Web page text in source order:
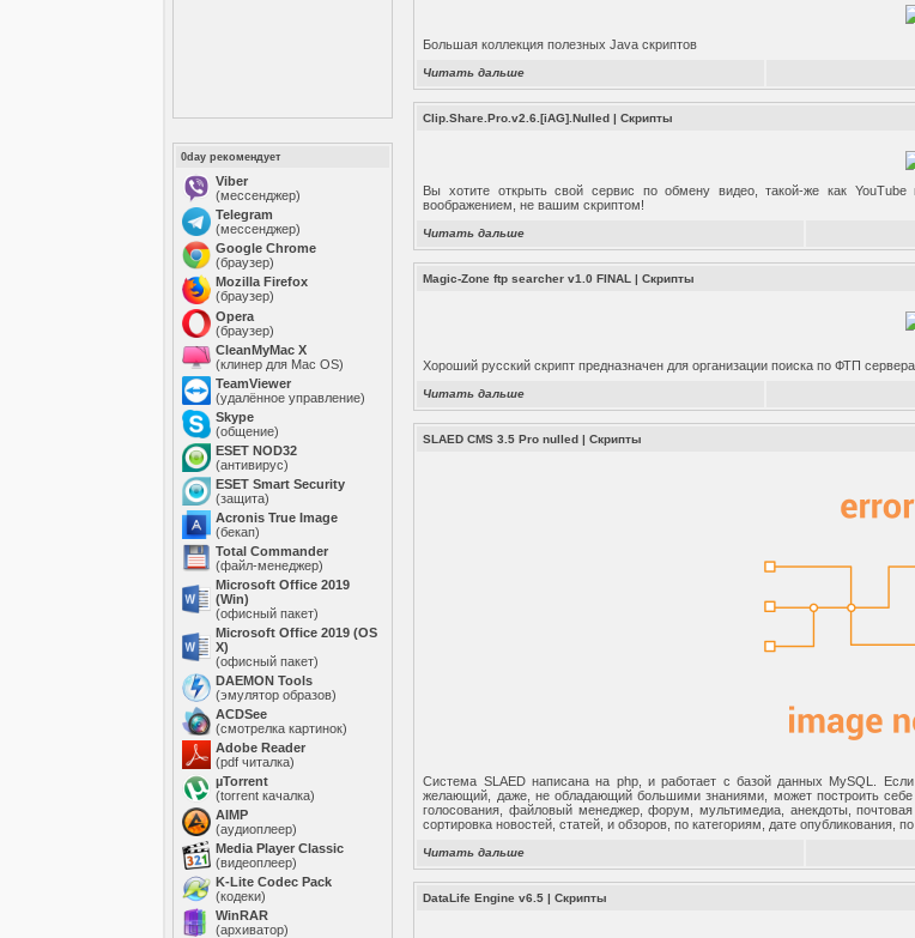
0day рекомендует
Viber
(мессенджер)
Telegram
(мессенджер)
Google Chrome
(браузер)
Mozilla Firefox
(браузер)
Opera
(браузер)
CleanMyMac X
(клинер для Mac OS)
TeamViewer
(удалённое управление)
Skype
(общение)
ESET NOD32
(антивирус)
ESET Smart Security
(защита)
Acronis True Image
(бекап)
Total Commander
(файл-менеджер)
Microsoft Office 2019
(Win)
(офисный пакет)
Microsoft Office 2019 (OS
X)
(офисный пакет)
DAEMON Tools
(эмулятор образов)
ACDSee
(смотрелка картинок)
Adobe Reader
(pdf читалка)
µTorrent
(torrent качалка)
AIMP
(аудиоплеер)
Media Player Classic
(видеоплеер)
K-Lite Codec Pack
(кодеки)
WinRAR
(архиватор)
Большая коллекция полезных Java скриптов
Читать дальше
Clip.Share.Pro.v2.6.[iAG].Nulled |Скрипты
Вы хотите открыть свой сервис по обмену видео, такой-же как
воображением, не вашим скриптом!
Читать дальше
Magic-Zone ftp searcher v1.0 FINAL |Скрипты
Хороший русский скрипт предназначен для организации поиска по ФТП
Читать дальше
SLAED CMS 3.5 Pro nulled |Скрипты
Система SLAED написана на php, и работает с базой данных MySQL.
желающий, даже, не обладающий большими знаниями, может построить
голосования, файловый менеджер, форум, мультимедиа, анекдоты,
сортировка новостей, статей, и обзоров, по категориям, дате опубликования,
Читать дальше
DataLife Engine v6.5 |Скрипты